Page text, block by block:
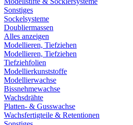
Sonstiges
Sockelsysteme
Doubliermassen
Alles anzeigen
Modellieren, Tiefziehen
Modellieren, Tiefziehen
Tiefziehfolien
Modellierkunststoffe
Modellierwachse
Bissnehmewachse
Wachsdrähte
Platten- & Gusswachse
Wachsfertigteile & Retentionen